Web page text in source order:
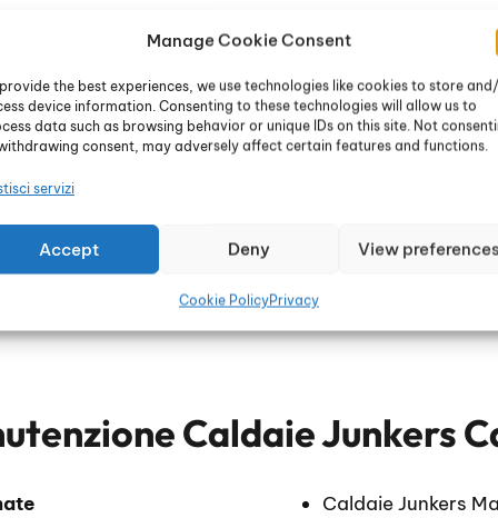
Manage Cookie Consent
the best experiences, we use technologies like cookies to store
device information. Consenting to these technologies will allow us to
data such as browsing behavior or unique IDs on this site. Not
consent, may adversely affect certain features and functions.
servizi
Accept Deny View preferences
Cookie PolicyPrivacy
Caldaie Junkers
Caldaie Junkers